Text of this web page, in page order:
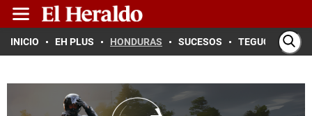
INICIO EH PLUS HONDURAS SUCESOS TEGUCIGALPA